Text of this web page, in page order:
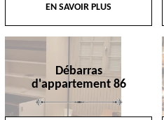
EN SAVOIR PLUS
Débarras
d'appartement 86